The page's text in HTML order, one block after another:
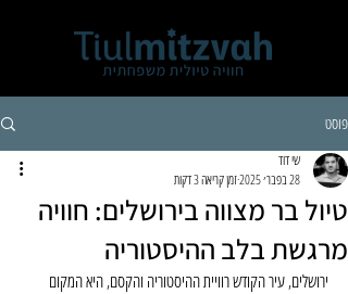
פוסט
טיול בר מצווה בירושלים: חוויה
מרגשת בלב ההיסטוריה
שי דוד
28 בפבר׳ 2025
זמן קריאה 3 דקות
ירושלים, עיר הקודש רוויית ההיסטוריה והקסם, היא המקום